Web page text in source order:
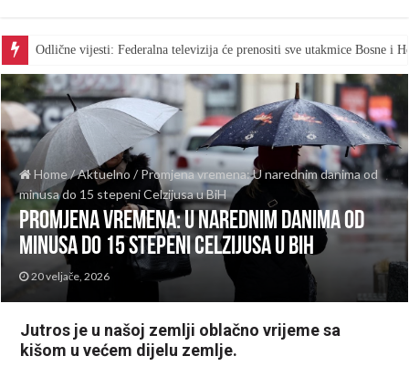
Odlične vijesti: Federalna televizija će prenositi sve utakmice Bosne i
Home/Aktuelno / Promjena vremena: U narednim danima od
minusa do 15 stepeni Celzijusa u BiH
Promjena vremena: U narednim danima od
minusa do 15 stepeni Celzijusa u BiH
20 veljače, 2026
Jutros je u našoj zemlji oblačno vrijeme sa
kišom u većem dijelu zemlje.